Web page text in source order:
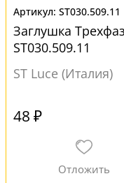
ST030.509.11
Заглушка
ST030.509.11
ST Luce (Италия)
48 ₽